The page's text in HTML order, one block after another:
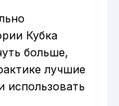
Кубка
больше,
лучшие
использовать